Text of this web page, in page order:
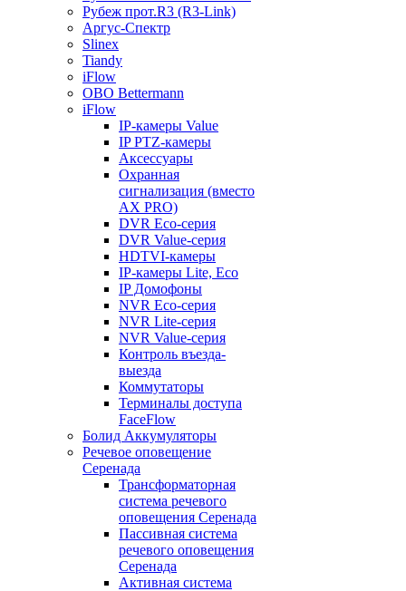
Рубеж прот.R3 (R3-Link)
Аргус-Спектр
Slinex
Tiandy
iFlow
OBO Bettermann
iFlow
IP-камеры Value
IP PTZ-камеры
Аксессуары
Охранная
сигнализация (вместо
AX PRO)
DVR Eco-серия
DVR Value-серия
HDTVI-камеры
IP-камеры Lite, Eco
IP Домофоны
NVR Eco-серия
NVR Lite-серия
NVR Value-серия
Контроль въезда-
выезда
Коммутаторы
Терминалы доступа
FaceFlow
Болид Аккумуляторы
Речевое оповещение
Серенада
Трансформаторная
система речевого
оповещения Серенада
Пассивная система
речевого оповещения
Серенада
Активная система